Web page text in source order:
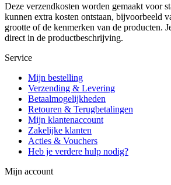
Deze verzendkosten worden gemaakt voor
kunnen extra kosten ontstaan, bijvoorbeeld
grootte of de kenmerken van de producten.
direct in de productbeschrijving.
Service
Mijn bestelling
Verzending & Levering
Betaalmogelijkheden
Retouren & Terugbetalingen
Mijn klantenaccount
Zakelijke klanten
Acties & Vouchers
Heb je verdere hulp nodig?
Mijn account